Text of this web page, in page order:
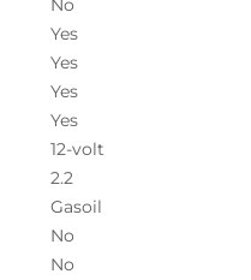
No
Yes
Yes
Yes
Yes
12-volt
2.2
Gasoil
No
No